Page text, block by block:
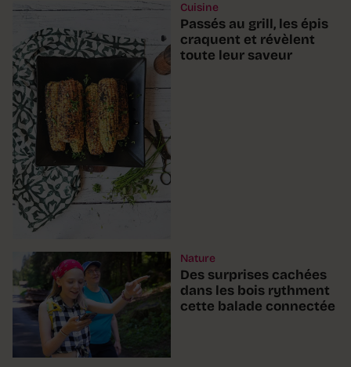
Cuisine
Passés au grill, les épis
craquent et révèlent
toute leur saveur
Nature
Des surprises cachées
dans les bois rythment
cette balade connectée